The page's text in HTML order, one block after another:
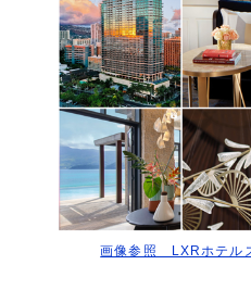
画像参照 LXRホテル